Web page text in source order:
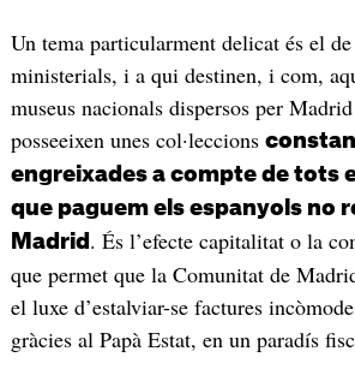
Un tema particularment delicat és el
ministerials, i a qui destinen, i com,
museus nacionals dispersos per
posseeixen unes col·leccions
engreixades a compte de tots
que paguem els espanyols no
Madrid . És l’efecte capitalitat o la
que permet que la Comunitat de
el luxe d’estalviar-se factures
gràcies al Papà Estat, en un paradís